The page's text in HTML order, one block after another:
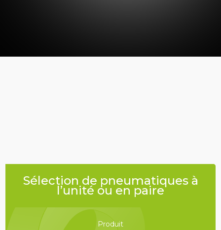
REGOMEX, un
pneumatiques
de réemploi !
Sélection de pneumatiques à
l’unité ou en paire
Produit